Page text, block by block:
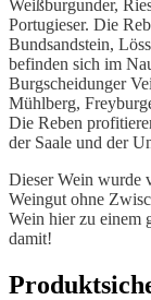
Weißburgunder,
Portugieser. Die
Bundsandstein,
befinden sich im
Burgscheidunger
Mühlberg,
Die Reben
der Saale und der
Dieser Wein wurde
Weingut ohne
Wein hier zu einem
damit!